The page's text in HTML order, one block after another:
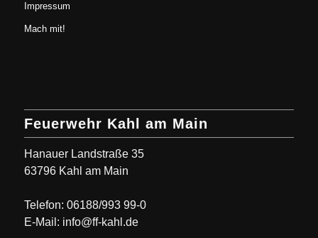
Impressum
Mach mit!
Feuerwehr Kahl am Main
Hanauer Landstraße 35
63796 Kahl am Main
Telefon: 06188/993 99-0
E-Mail: info@ff-kahl.de